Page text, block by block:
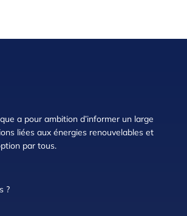
a pour ambition d’informer un large
liées aux énergies renouvelables et
par tous.
?